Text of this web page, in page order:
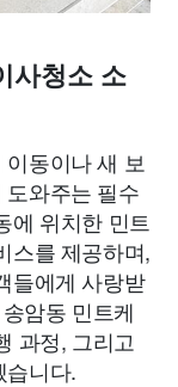
사청소 소
동이나 새 보
와주는 필수
에 위치한 민트
스를 제공하며,
들에게 사랑받
암동 민트케
과정, 그리고
습니다.